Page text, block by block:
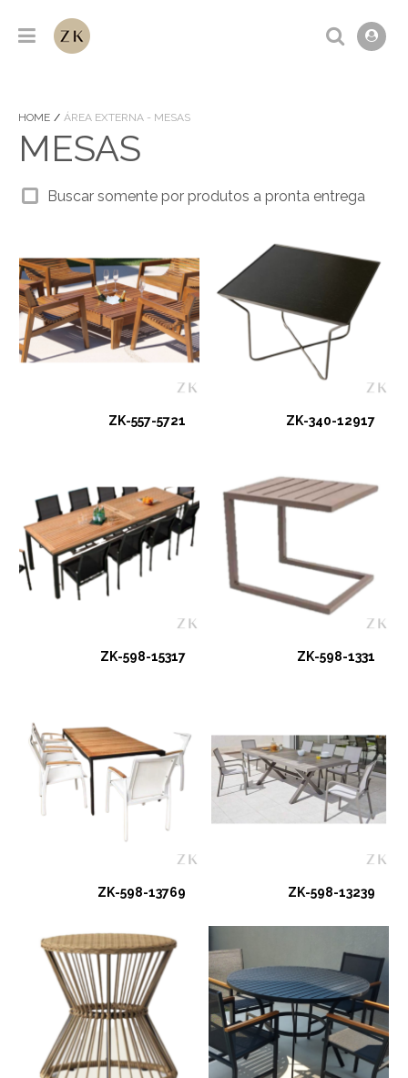
HOME ÁREA EXTERNA - MESAS
MESAS
Buscar somente por produtos a pronta entrega
ZK-557-5721 ZK-340-12917
ZK-598-15317 ZK-598-1331
ZK-598-13769 ZK-598-13239